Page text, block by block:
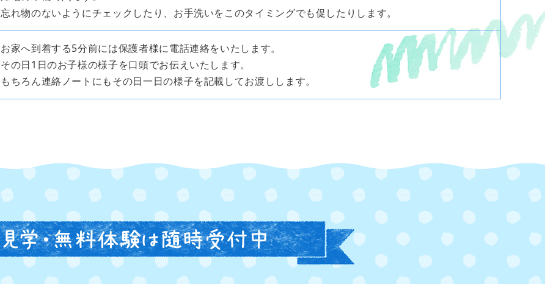
忘れ物のないようにチェックしたり、お手洗いをこのタイミングでも促したりします。
お家へ到着する5分前には保護者様に電話連絡をいたします。
その日1日のお子様の様子を口頭でお伝えいたします。
もちろん連絡ノートにもその日一日の様子を記載してお渡しします。